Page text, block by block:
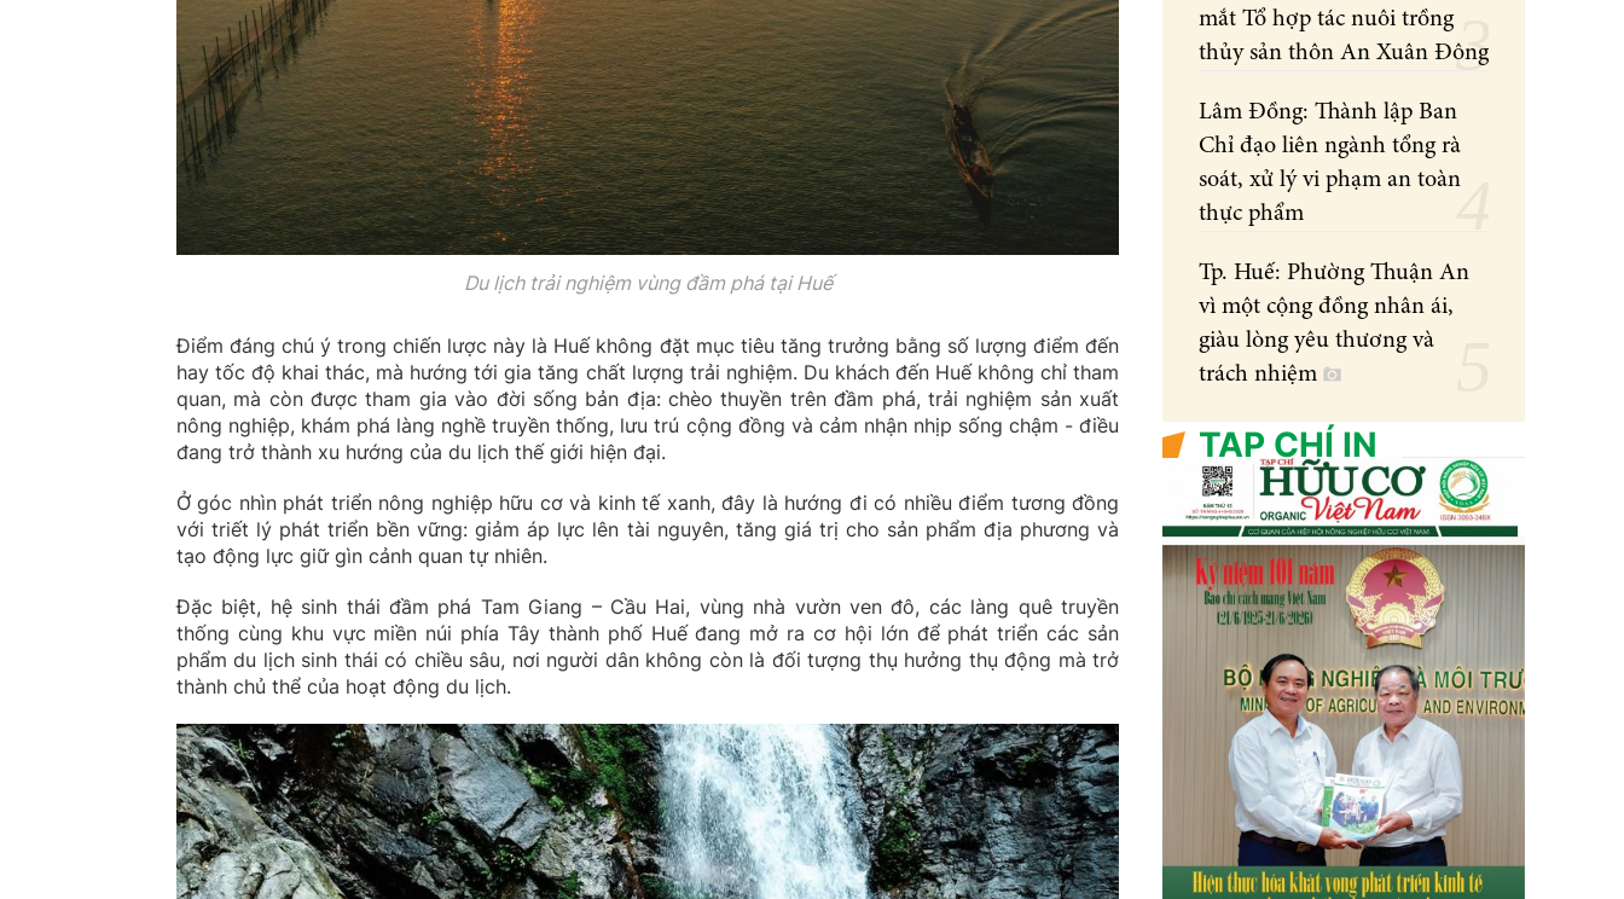
Du lịch trải nghiệm vùng đầm phá tại Huế
Điểm đáng chú ý trong chiến lược này là Huế không đặt mục tiêu tăng trưởng bằng số lượng điểm đến
hay tốc độ khai thác, mà hướng tới gia tăng chất lượng trải nghiệm. Du khách đến Huế không chỉ tham
quan, mà còn được tham gia vào đời sống bản địa: chèo thuyền trên đầm phá, trải nghiệm sản xuất
nông nghiệp, khám phá làng nghề truyền thống, lưu trú cộng đồng và cảm nhận nhịp sống chậm - điều
đang trở thành xu hướng của du lịch thế giới hiện đại.
Ở góc nhìn phát triển nông nghiệp hữu cơ và kinh tế xanh, đây là hướng đi có nhiều điểm tương đồng
với triết lý phát triển bền vững: giảm áp lực lên tài nguyên, tăng giá trị cho sản phẩm địa phương và
tạo động lực giữ gìn cảnh quan tự nhiên.
Đặc biệt, hệ sinh thái đầm phá Tam Giang – Cầu Hai, vùng nhà vườn ven đô, các làng quê truyền
thống cùng khu vực miền núi phía Tây thành phố Huế đang mở ra cơ hội lớn để phát triển các sản
phẩm du lịch sinh thái có chiều sâu, nơi người dân không còn là đối tượng thụ hưởng thụ động mà trở
thành chủ thể của hoạt động du lịch.
mắt Tổ hợp tác nuôi trồng
thủy sản thôn An Xuân Đông
Lâm Đồng: Thành lập Ban
Chỉ đạo liên ngành tổng rà
soát, xử lý vi phạm an toàn
thực phẩm
Tp. Huế: Phường Thuận An
vì một cộng đồng nhân ái,
giàu lòng yêu thương và
trách nhiệm
TẠP CHÍ IN